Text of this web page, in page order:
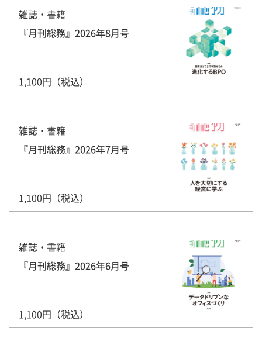
雑誌・書籍
『月刊総務』2026年8月号
1,100円（税込）
雑誌・書籍
『月刊総務』2026年7月号
1,100円（税込）
雑誌・書籍
『月刊総務』2026年6月号
1,100円（税込）